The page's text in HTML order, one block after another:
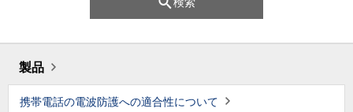
製品
携帯電話の電波防護への適合性について